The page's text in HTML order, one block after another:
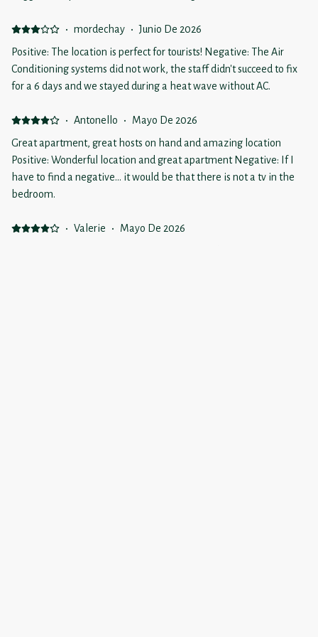
· mordechay · Junio De 2026
Positive: The location is perfect for tourists! Negative: The Air
Conditioning systems did not work, the staff didn't succeed to fix
for a 6 days and we stayed during a heat wave without AC.
· Antonello ·
Mayo De 2026
Great apartment, great hosts on hand and amazing location
Positive: Wonderful location and great apartment Negative: If I
have to find a negative… it would be that there is not a tv in the
bedroom.
· Valerie ·
Mayo De 2026